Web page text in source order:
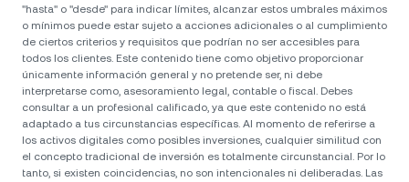
"hasta" o "desde" para indicar límites, alcanzar estos umbrales máximos
o mínimos puede estar sujeto a acciones adicionales o al cumplimiento
de ciertos criterios y requisitos que podrían no ser accesibles para
todos los clientes. Este contenido tiene como objetivo proporcionar
únicamente información general y no pretende ser, ni debe
interpretarse como, asesoramiento legal, contable o fiscal. Debes
consultar a un profesional calificado, ya que este contenido no está
adaptado a tus circunstancias específicas. Al momento de referirse a
los activos digitales como posibles inversiones, cualquier similitud con
el concepto tradicional de inversión es totalmente circunstancial. Por lo
tanto, si existen coincidencias, no son intencionales ni deliberadas. Las